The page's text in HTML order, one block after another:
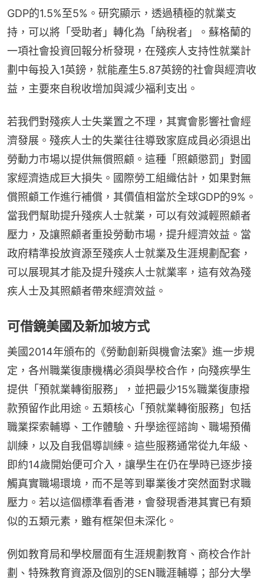
GDP的1.5%至5%。研究顯示，透過積極的就業支
持，可以將「受助者」轉化為「納稅者」。蘇格蘭的
一項社會投資回報分析發現，在殘疾人支持性就業計
劃中每投入1英鎊，就能產生5.87英鎊的社會與經濟收
益，主要來自稅收增加與減少福利支出。
若我們對殘疾人士失業置之不理，其實會影響社會經
濟發展。殘疾人士的失業往往導致家庭成員必須退出
勞動力市場以提供無償照顧。這種「照顧懲罰」對國
家經濟造成巨大損失。國際勞工組織估計，如果對無
償照顧工作進行補償，其價值相當於全球GDP的9%。
當我們幫助提升殘疾人士就業，可以有效減輕照顧者
壓力，及讓照顧者重投勞動市場，提升經濟效益。當
政府精準投放資源至殘疾人士就業及生涯規劃配套，
可以展現其才能及提升殘疾人士就業率，這有效為殘
疾人士及其照顧者帶來經濟效益。
可借鏡美國及新加坡方式
美國2014年頒布的《勞動創新與機會法案》進一步規
定，各州職業復康機構必須與學校合作，向殘疾學生
提供「預就業轉銜服務」，並把最少15%職業復康撥
款預留作此用途。五類核心「預就業轉銜服務」包括
職業探索輔導、工作體驗、升學途徑諮詢、職場預備
訓練，以及自我倡導訓練。這些服務通常從九年級、
即約14歲開始便可介入，讓學生在仍在學時已逐步接
觸真實職場環境，而不是等到畢業後才突然面對求職
壓力。若以這個標準看香港，會發現香港其實已有類
似的五類元素，雖有框架但未深化。
例如教育局和學校層面有生涯規劃教育、商校合作計
劃、特殊教育資源及個別的SEN職涯輔導；部分大學